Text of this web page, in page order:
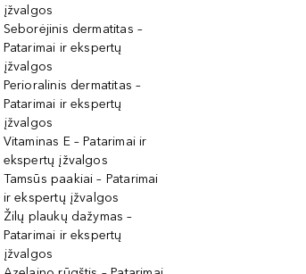
įžvalgos
Seborėjinis dermatitas –
Patarimai ir ekspertų
įžvalgos
Perioralinis dermatitas –
Patarimai ir ekspertų
įžvalgos
Vitaminas E – Patarimai ir
ekspertų įžvalgos
Tamsūs paakiai – Patarimai
ir ekspertų įžvalgos
Žilų plaukų dažymas –
Patarimai ir ekspertų
įžvalgos